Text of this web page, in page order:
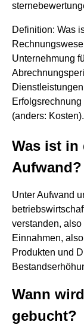
Definition: Was
Unternehmung
(anders: Kosten).
Was ist in
Aufwand?
Unter Aufwand
verstanden,
Einnahmen,
Produkten und
Wann
gebucht?